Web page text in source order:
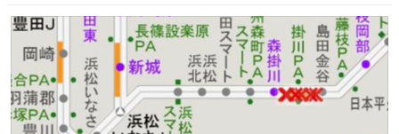
ト
数